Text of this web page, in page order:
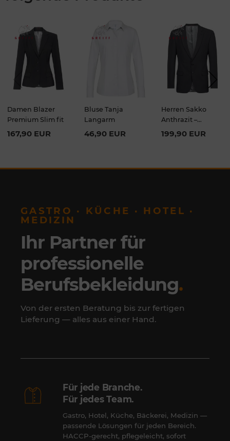
Previou
Damen Blazer
Premium Slim fit
167,90 EUR
Bluse Tanja
Langarm
46,90 EUR
Herren Sakko
Anthrazit –
Premium Slim Fit
199,90 EUR
Next
GASTRO · KÜCHE · HOTEL ·
MEDIZIN
Ihr Partner für
professionelle
Berufsbekleidung.
Von der ersten Beratung bis zur fertigen
Lieferung — alles aus einer Hand.
Für jede Branche.
Für jedes Team.
Gastro, Hotel, Küche, Bäckerei, Medizin —
passende Lösungen für jeden Bereich.
HACCP-gerecht, pflegeleicht, sofort